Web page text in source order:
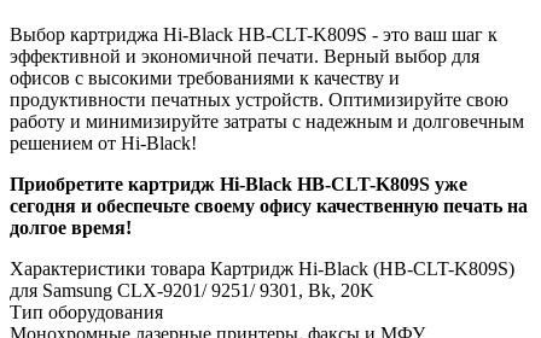
Выбор картриджа Hi-Black HB-CLT-K809S - это ваш шаг к
эффективной и экономичной печати. Верный выбор для
офисов с высокими требованиями к качеству и
продуктивности печатных устройств. Оптимизируйте свою
работу и минимизируйте затраты с надежным и долговечным
решением от Hi-Black!
Приобретите картридж Hi-Black HB-CLT-K809S уже
сегодня и обеспечьте своему офису качественную печать на
долгое время!
Характеристики товара Картридж Hi-Black (HB-CLT-K809S)
для Samsung CLX-9201/ 9251/ 9301, Bk, 20K
Тип оборудования
Монохромные лазерные принтеры, факсы и МФУ